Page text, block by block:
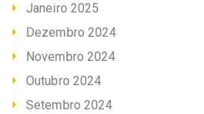
Janeiro 2025
Dezembro 2024
Novembro 2024
Outubro 2024
Setembro 2024